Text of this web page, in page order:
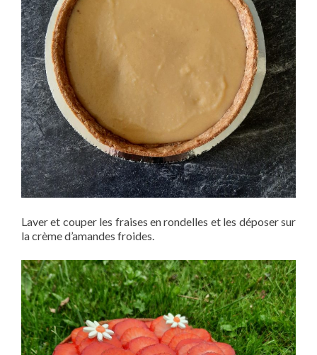
Laver et couper les fraises en rondelles et les déposer sur
la crème d’amandes froides.